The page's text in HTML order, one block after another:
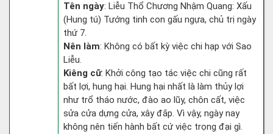
Tên ngày: Liễu Thổ Chương Nhậm Quang: Xấu
(Hung tú) Tướng tinh con gấu ngựa, chủ trị ngày
thứ 7.
Nên làm: Không có bất kỳ việc chi hạp với Sao
Liễu.
Kiêng cữ: Khởi công tạo tác việc chi cũng rất
bất lợi, hung hại. Hung hại nhất là làm thủy lợi
như trổ tháo nước, đào ao lũy, chôn cất, việc
sửa cửa dựng cửa, xây đắp. Vì vậy, ngày nay
không nên tiến hành bất cứ việc trọng đại gì.